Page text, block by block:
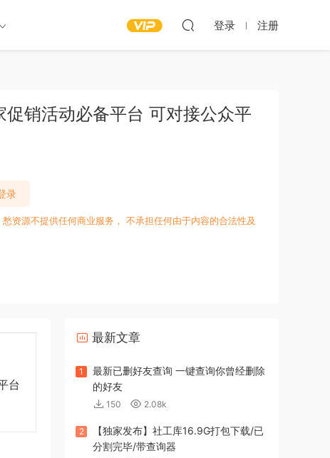
登录 注册
销活动必备平台 可对接公众平
录
资源不提供任何商业服务， 不承担任何由于内容的合法性及
台
最新文章
1
最新已删好友查询 一键查询你曾经删除
的好友
150 2.08k
2
【独家发布】社工库16.9G打包下载/已
分割完毕/带查询器